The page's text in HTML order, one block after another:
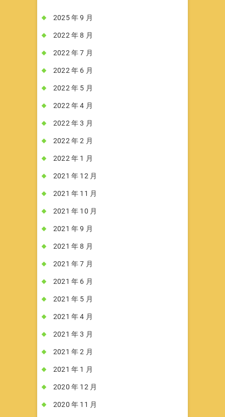
2025 年 9 月
2022 年 8 月
2022 年 7 月
2022 年 6 月
2022 年 5 月
2022 年 4 月
2022 年 3 月
2022 年 2 月
2022 年 1 月
2021 年 12 月
2021 年 11 月
2021 年 10 月
2021 年 9 月
2021 年 8 月
2021 年 7 月
2021 年 6 月
2021 年 5 月
2021 年 4 月
2021 年 3 月
2021 年 2 月
2021 年 1 月
2020 年 12 月
2020 年 11 月